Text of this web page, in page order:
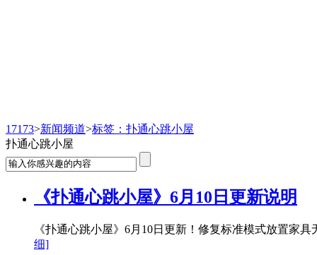
17173>新闻频道>标签：扑通心跳小屋
扑通心跳小屋
《扑通心跳小屋》6月10日更新说明
《扑通心跳小屋》6月10日更新！修复标准模式放置家
细]